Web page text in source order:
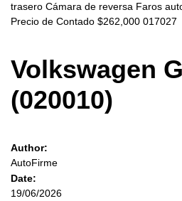
trasero Cámara de reversa Faros
Precio de Contado $262,000 017027
Volkswagen
(020010)
Author:
AutoFirme
Date:
19/06/2026